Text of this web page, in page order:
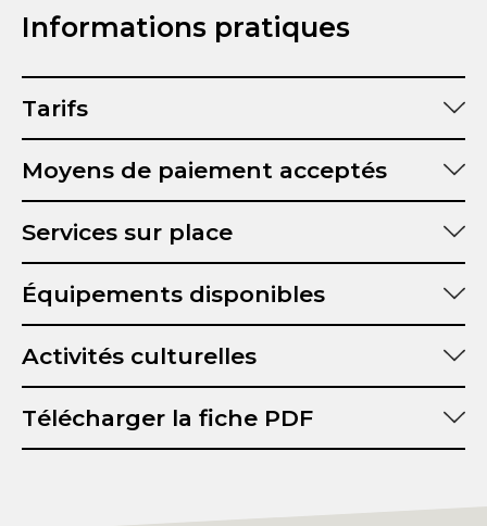
Informations pratiques
Tarifs
Moyens de paiement acceptés
Services sur place
Équipements disponibles
Activités culturelles
Télécharger la fiche PDF